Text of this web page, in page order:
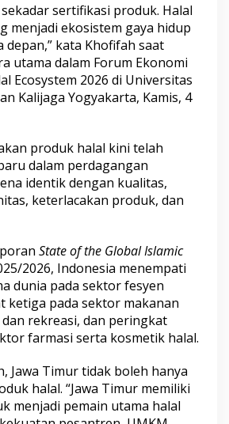
d
u
s
t
r
i
H
a
D
u
n
sertifikasi produk. Halal
menjadi ekosistem gaya hidup
depan,” kata Khofifah saat
utama dalam Forum Ekonomi
Ecosystem 2026 di Universitas
Kalijaga Yogyakarta, Kamis, 4
produk halal kini telah
dalam perdagangan
identik dengan kualitas,
keterlacakan produk, dan
State of the Global Islamic
2026, Indonesia menempati
dunia pada sektor fesyen
ketiga pada sektor makanan
rekreasi, dan peringkat
farmasi serta kosmetik halal.
Jawa Timur tidak boleh hanya
halal. “Jawa Timur memiliki
menjadi pemain utama halal